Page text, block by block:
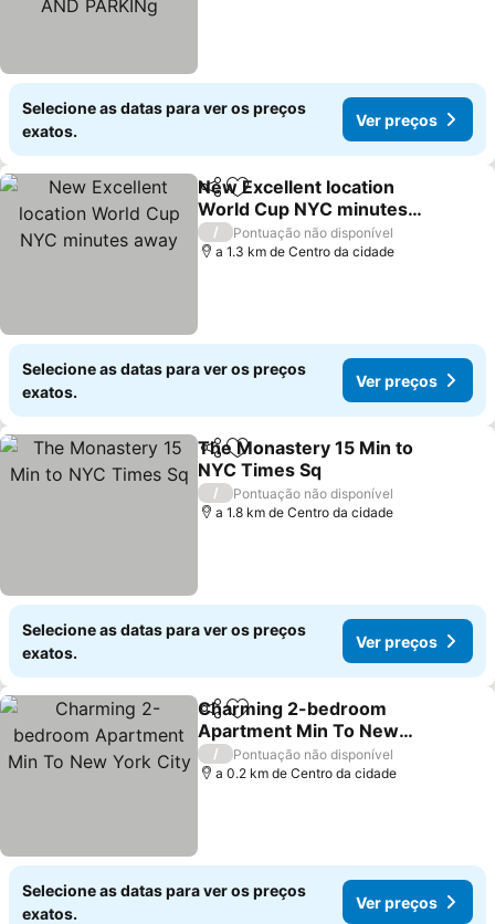
Selecione as datas para ver os preços
exatos.
Ver preços
PartilharAdicionar aos favoritos
New Excellent location
World Cup NYC minutes
away
/
Pontuação não disponível
a 1.3 km de Centro da cidade
Selecione as datas para ver os preços
exatos.
Ver preços
PartilharAdicionar aos favoritos
The Monastery 15 Min to
NYC Times Sq
/
Pontuação não disponível
a 1.8 km de Centro da cidade
Selecione as datas para ver os preços
exatos.
Ver preços
PartilharAdicionar aos favoritos
Charming 2-bedroom
Apartment Min To New
York City
/
Pontuação não disponível
a 0.2 km de Centro da cidade
Selecione as datas para ver os preços
exatos.
Ver preços